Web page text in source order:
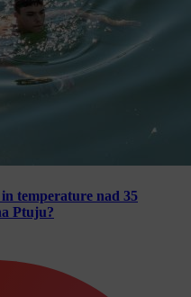
temperature nad 35
Ptuju?